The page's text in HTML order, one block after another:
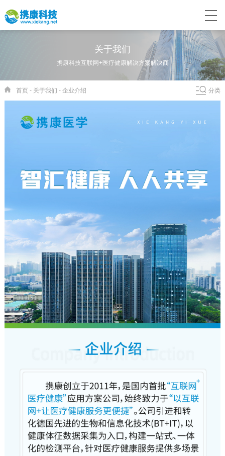
关于我们
携康科技互联网+医疗健康解决方案解决商
首页- 关于我们 - 企业介绍 分类